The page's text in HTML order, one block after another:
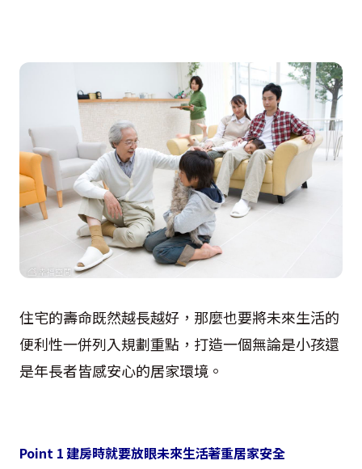
住宅的壽命既然越長越好，那麼也要將未來生活的
便利性一併列入規劃重點，打造一個無論是小孩還
是年長者皆感安心的居家環境。
Point 1 建房時就要放眼未來生活著重居家安全